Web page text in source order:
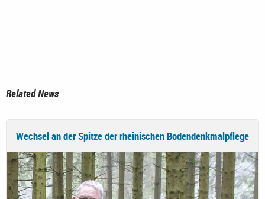
Related News
Wechsel an der Spitze der rheinischen Bodendenkmalpflege